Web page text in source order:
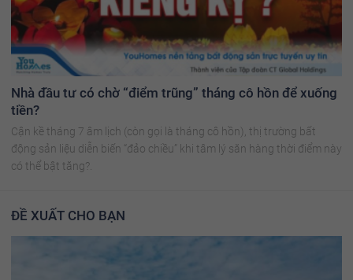
Nhà đầu tư có chờ “điểm trũng” tháng cô hồn để xuống
tiền?
Cận kề tháng 7 âm lịch (còn gọi là tháng cô hồn), thị trường bất
động sản liệu diễn biến “đảo chiều” khi tâm lý săn hàng thời điểm này
có thể bật tăng?.
ĐỀ XUẤT CHO BẠN